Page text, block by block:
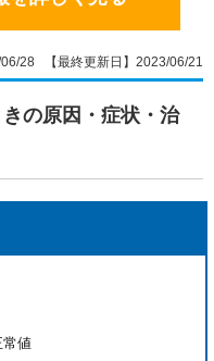
06/28 【最終更新日】2023/06/21
の原因・症状・治
常値